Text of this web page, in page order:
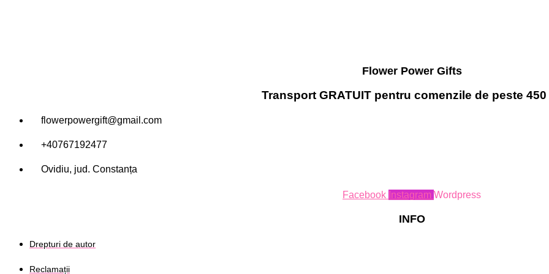
Flower Power Gifts
Transport GRATUIT pentru comenzile de peste 450
flowerpowergift@gmail.com
+40767192477
Ovidiu, jud. Constanța
Facebook Instagram Wordpress
INFO
Drepturi de autor
Reclamații